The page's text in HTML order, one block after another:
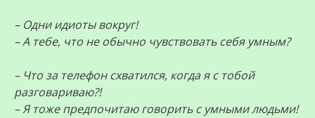
– Одни идиоты вокруг!
– А тебе, что не обычно чувствовать себя умным?
– Что за телефон схватился, когда я с тобой
разговариваю?!
– Я тоже предпочитаю говорить с умными людьми!